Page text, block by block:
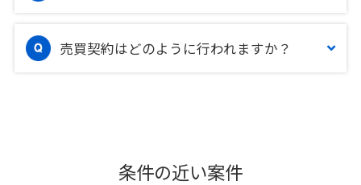
売買契約はどのように行われますか？
条件の近い案件